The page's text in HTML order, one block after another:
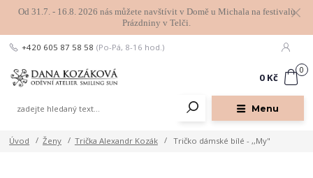
Od 31.7. - 16.8. 2026 nás můžete navštívit v Domě u Michala na festivalu
Prázdniny v Telči.
Menu
+420 605 87 58 58 (Po-Pá, 8-16 hod.)
0
0 Kč
Úvod Ženy Trička Alexandr Kozák Tričko dámské bílé - ,,My"